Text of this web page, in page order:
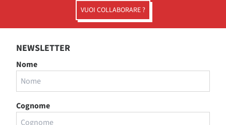
VUOI COLLABORARE ?
NEWSLETTER
Nome
Cognome